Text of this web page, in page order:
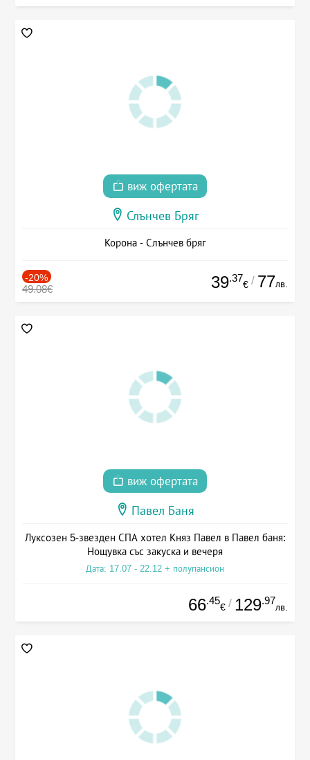
виж офертата
Слънчев Бряг
Корона - Слънчев бряг
-20%
49.08€ 39.37
€ / 77лв.
виж офертата
Павел Баня
Луксозен 5-звезден СПА хотел Княз Павел в Павел баня:
Нощувка със закуска и вечеря
Дата: 17.07 - 22.12 + полупансион
66.45
€ / 129.97
лв.